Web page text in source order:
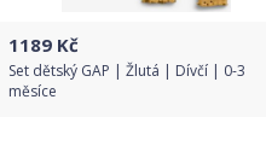
1189 Kč
Set dětský GAP | Žlutá | Dívčí | 0-3
měsíce